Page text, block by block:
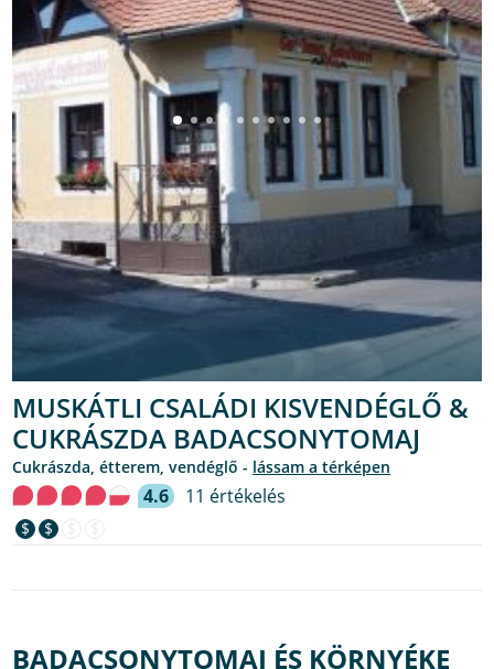
MUSKÁTLI CSALÁDI KISVENDÉGLŐ &
CUKRÁSZDA BADACSONYTOMAJ
cukrászda, étterem, vendéglő - lássam a térképen
4.6 11 értékelés
$ $
BADACSONYTOMAJ ÉS KÖRNYÉKE